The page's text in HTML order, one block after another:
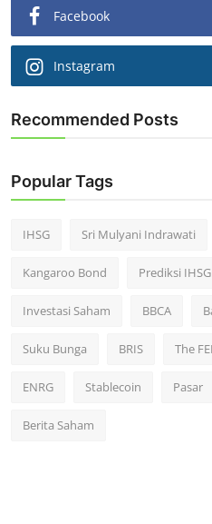
Facebook
Instagram
Recommended Posts
Popular Tags
IHSG Sri Mulyani Indrawati
Kangaroo Bond Prediksi IHSG
Investasi Saham BBCA
Suku Bunga BRIS The
ENRG Stablecoin Pasar
Berita Saham